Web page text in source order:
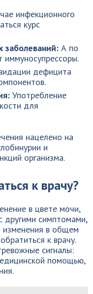
инфекционного
курс
заболеваний: А по
дефицита
Употребление
для
нацелено на
и
организма.
к врачу?
в цвете мочи,
другими симптомами,
изменения в общем
к врачу.
сигналы:
помощью,